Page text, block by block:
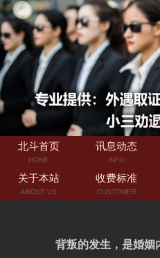
北斗首页
HOME
讯息动态
INFO
关于本站
ABOUT US
收费标准
CUSTOMER
背叛的发生，是婚姻